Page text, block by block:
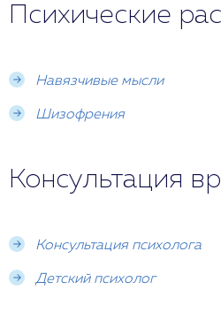
Психические
Навязчивые мысли
Шизофрения
Консультация
Консультация психолога
Детский психолог